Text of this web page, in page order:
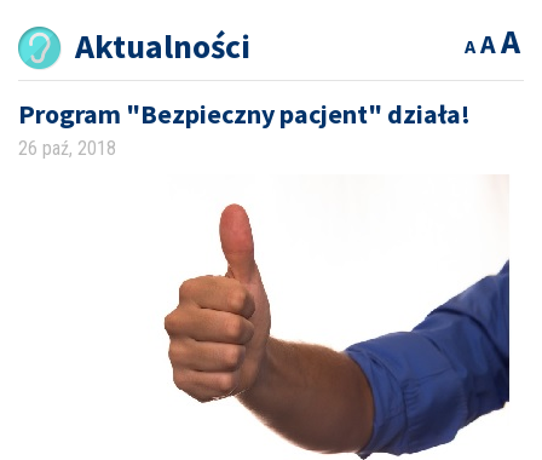
Aktualności A
A
A
Program "Bezpieczny pacjent" działa!
26 paź, 2018